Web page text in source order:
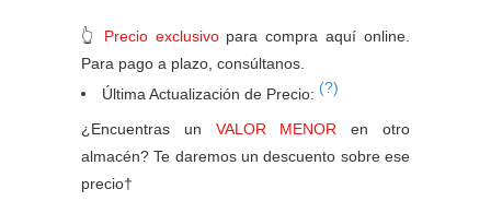
👆 Precio exclusivopara compra aquí online.
Para pago a plazo, consúltanos.
Última Actualización de Precio: (?)
¿Encuentras un VALOR MENORen otro
almacén? Te daremos un descuento sobre ese
precio†